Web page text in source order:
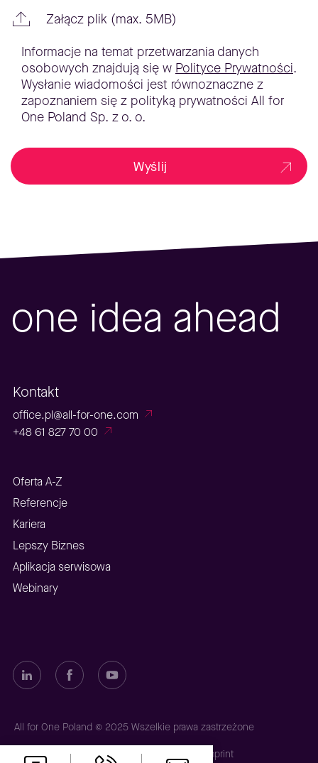
Załącz plik (max. 5MB)
Informacje na temat przetwarzania danych
osobowych znajdują się w Polityce Prywatności.
Wysłanie wiadomości jest równoznaczne z
zapoznaniem się z polityką prywatności All for
One Poland Sp. z o. o.
Wyślij
one idea ahead
Kontakt
office.pl@all-for-one.com
+48 61 827 70 00
Oferta A-Z
Referencje
Kariera
Lepszy Biznes
Aplikacja serwisowa
Webinary
All for One Poland © 2025 Wszelkie prawa zastrzeżone
Polityka prywatności Polityka plików cookies Imprint